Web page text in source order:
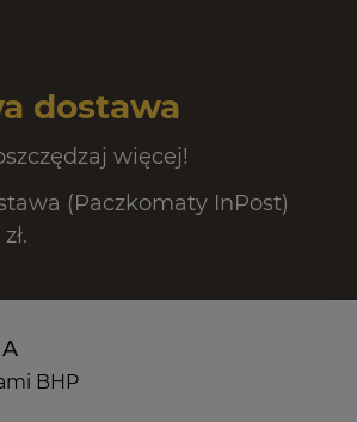
dostawa
więcej!
(Paczkomaty InPost)
BHP